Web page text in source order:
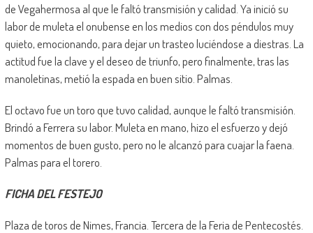
de Vegahermosa al que le faltó transmisión y calidad. Ya inició su
labor de muleta el onubense en los medios con dos péndulos muy
quieto, emocionando, para dejar un trasteo luciéndose a diestras. La
actitud fue la clave y el deseo de triunfo, pero finalmente, tras las
manoletinas, metió la espada en buen sitio. Palmas.
El octavo fue un toro que tuvo calidad, aunque le faltó transmisión.
Brindó a Ferrera su labor. Muleta en mano, hizo el esfuerzo y dejó
momentos de buen gusto, pero no le alcanzó para cuajar la faena.
Palmas para el torero.
FICHA DEL FESTEJO
Plaza de toros de Nimes, Francia. Tercera de la Feria de Pentecostés.